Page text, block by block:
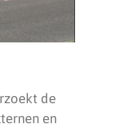
de
en